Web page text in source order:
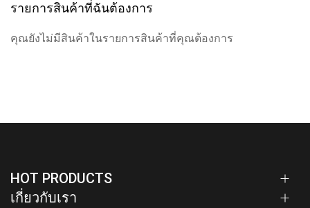
รายการสินค้าที่ฉันต้องการ
คุณยังไม่มีสินค้าในรายการสินค้าที่คุณต้องการ
HOT PRODUCTS
เกี่ยวกับเรา